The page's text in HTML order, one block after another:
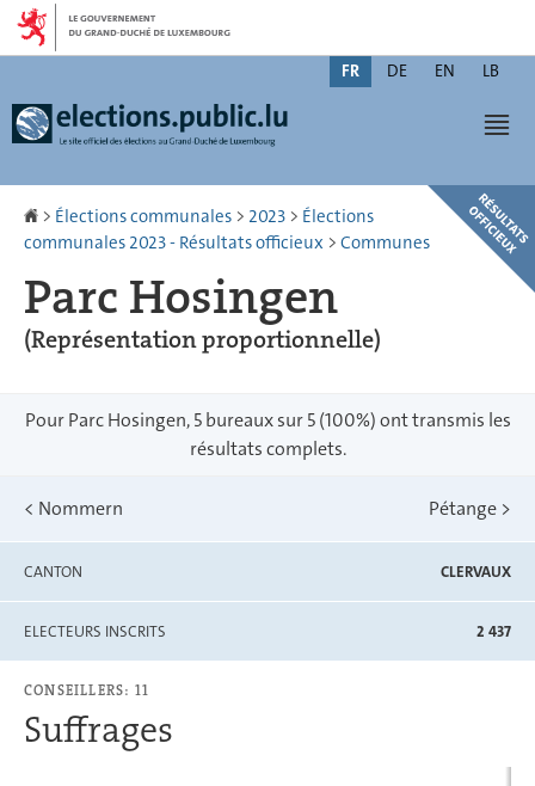
Aller
navigation
Aller
Changer
FR DE EN LB
Accueil
> Élections communales > 2023 > Élections
communales 2023 - Résultats officieux > Communes
Parc Hosingen
(Représentation proportionnelle)
Pour Parc Hosingen, 5 bureaux sur 5 (100%) ont transmis les
résultats complets.
< Nommern Pétange >
CANTON CLERVAUX
ELECTEURS INSCRITS 2 437
CONSEILLERS: 11
Suffrages